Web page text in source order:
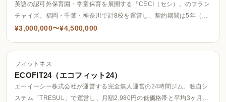
英語の認可外保育園・学童保育を展開する「CECI（セシ）」のフラン
チャイズ。福岡・千葉・神奈川で計8校を運営し、契約期間は5年（更
新時も5年）としている。
¥3,000,000〜¥4,500,000
フィットネス
ECOFIT24（エコフィット24）
エーイーシー株式会社が運営する完全無人運営の24時間ジム。独自シ
ステム「TRESUL」で運営し、月額2,980円の低価格帯と平均3ヶ月で